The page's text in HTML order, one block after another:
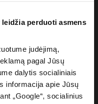
perduoti asmens
judėjimą,
pagal Jūsų
dalytis socialiniais
informacija apie Jūsų
„Google“, socialinius